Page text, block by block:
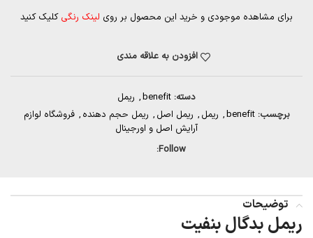
برای مشاهده موجودی و خرید این محصول بر روی لینک رنگی کلیک کنید
افزودن به علاقه مندی
دسته: benefit
, ریمل
برچسب: benefit
, ریمل , ریمل اصل , ریمل حجم دهنده , فروشگاه لوازم
آرایش اصل و اورجینال
Follow:
توضیحات
ریمل بدگال بنفیت